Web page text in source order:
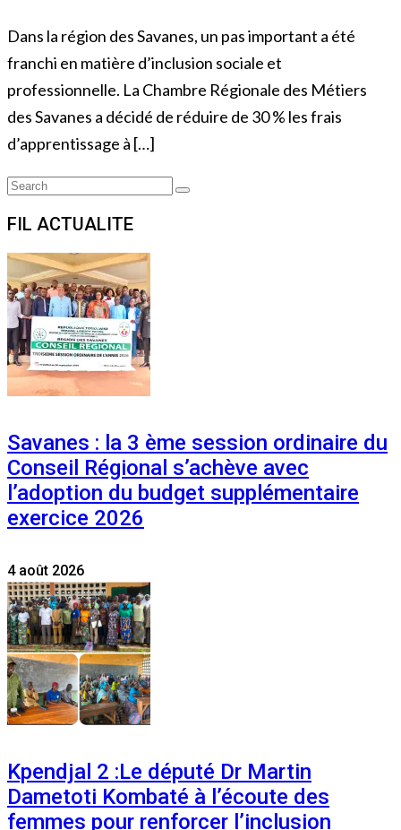
Dans la région des Savanes, un pas important a été
franchi en matière d’inclusion sociale et
professionnelle. La Chambre Régionale des Métiers
des Savanes a décidé de réduire de 30 % les frais
d’apprentissage à […]
Search
Search
FIL ACTUALITE
Savanes : la 3 ème session ordinaire du
Conseil Régional s’achève avec
l’adoption du budget supplémentaire
exercice 2026
4 août 2026
Kpendjal 2 :Le député Dr Martin
Dametoti Kombaté à l’écoute des
femmes pour renforcer l’inclusion